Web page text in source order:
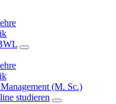
(M. Sc.)
studieren